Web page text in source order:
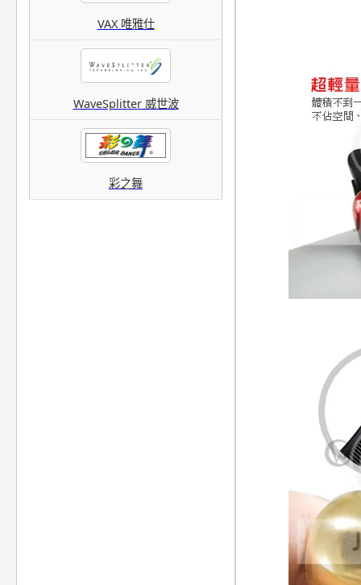
VAX 唯雅仕
WaveSplitter 威世波
彩之舞